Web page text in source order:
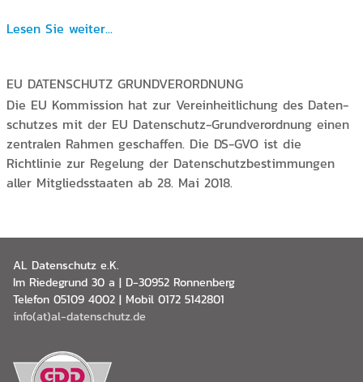
Lesen Sie weiter...
EU DATENSCHUTZ GRUNDVERORDNUNG
Die EU Kommission hat zur Vereinheitlichung des Daten-
schutzes mit der EU Datenschutz-Grundverordnung einen
zentralen Rahmen geschaffen. Die DS-GVO ist die
Richtlinie zur Regelung der Datenschutzbestimmungen
aller Mitgliedsstaaten ab 28. Mai 2018.
AL Datenschutz e.K.
Im Riedegrund 30 a | D-30952 Ronnenberg
Telefon 05109 4002 | Mobil 0172 5142801
info(at)al-datenschutz.de